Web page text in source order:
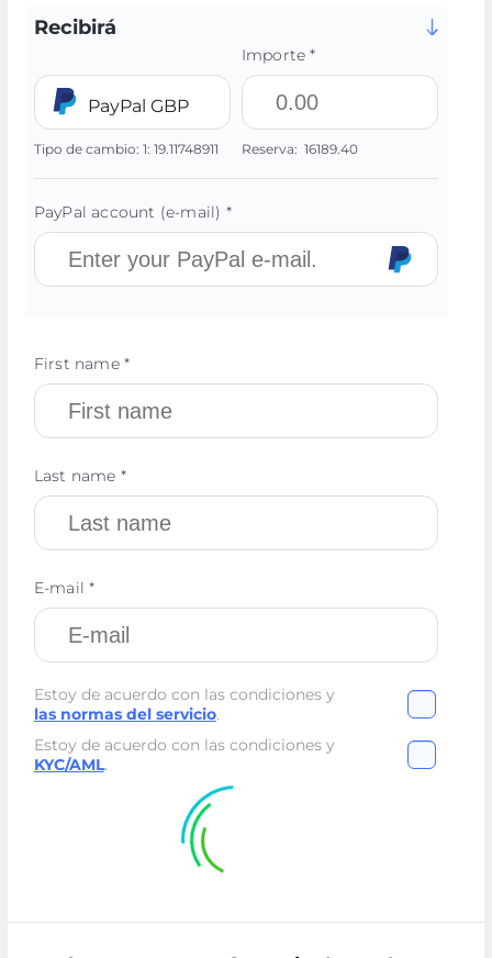
Recibirá
PayPal GBP
Tipo de cambio: 1: 19.11748911
Importe *
Reserva: 16189.40
PayPal account (e-mail) *
First name *
Last name *
E-mail *
Estoy de acuerdo con las condiciones y
las normas del servicio.
Estoy de acuerdo con las condiciones y
KYC/AML.